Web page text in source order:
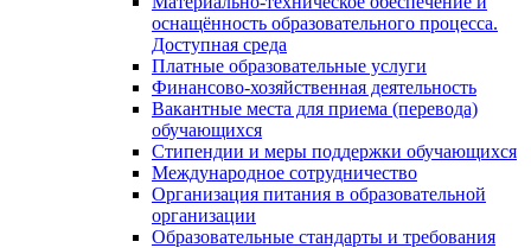
оснащённость образовательного процесса.
Доступная среда
Платные образовательные услуги
Финансово-хозяйственная деятельность
Вакантные места для приема (перевода)
обучающихся
Стипендии и меры поддержки обучающихся
Международное сотрудничество
Организация питания в образовательной
организации
Образовательные стандарты и требования